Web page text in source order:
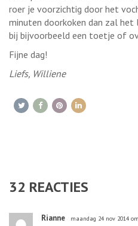
roer je voorzichtig door het
minuten doorkoken dan zal het
bij bijvoorbeeld een toetje of
Fijne dag!
Liefs, Williene
32 REACTIES
Rianne maandag 24 nov 2014